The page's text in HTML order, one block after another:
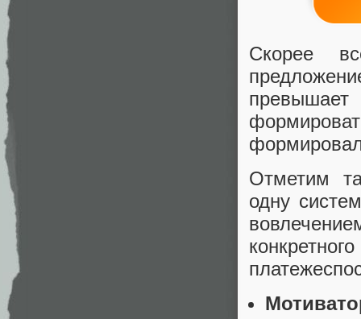
Скорее
Отметим
одну